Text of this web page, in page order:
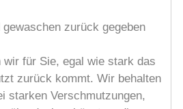
zurück gegeben
wir für Sie, egal wie stark das
zurück kommt. Wir behalten
starken Verschmutzungen,